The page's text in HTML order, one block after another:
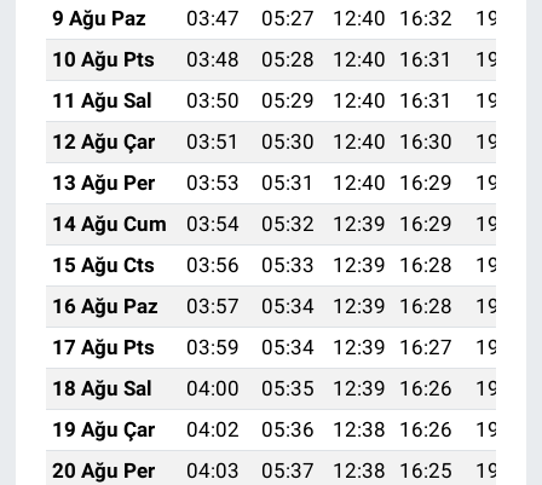
9 Ağu Paz
03:47 05:27 12:40 16:32
19:44
10 Ağu Pts
03:48 05:28 12:40 16:31
19:43
11 Ağu Sal
03:50 05:29 12:40 16:31
19:41
12 Ağu Çar
03:51 05:30 12:40 16:30
19:40
13 Ağu Per
03:53 05:31 12:40 16:29
19:39
14 Ağu Cum
03:54 05:32 12:39 16:29
19:37
15 Ağu Cts
03:56 05:33 12:39 16:28
19:36
16 Ağu Paz
03:57 05:34 12:39 16:28
19:35
17 Ağu Pts
03:59 05:34 12:39 16:27
19:33
18 Ağu Sal
04:00 05:35 12:39 16:26
19:32
19 Ağu Çar
04:02 05:36 12:38 16:26
19:30
20 Ağu Per
04:03 05:37 12:38 16:25
19:29